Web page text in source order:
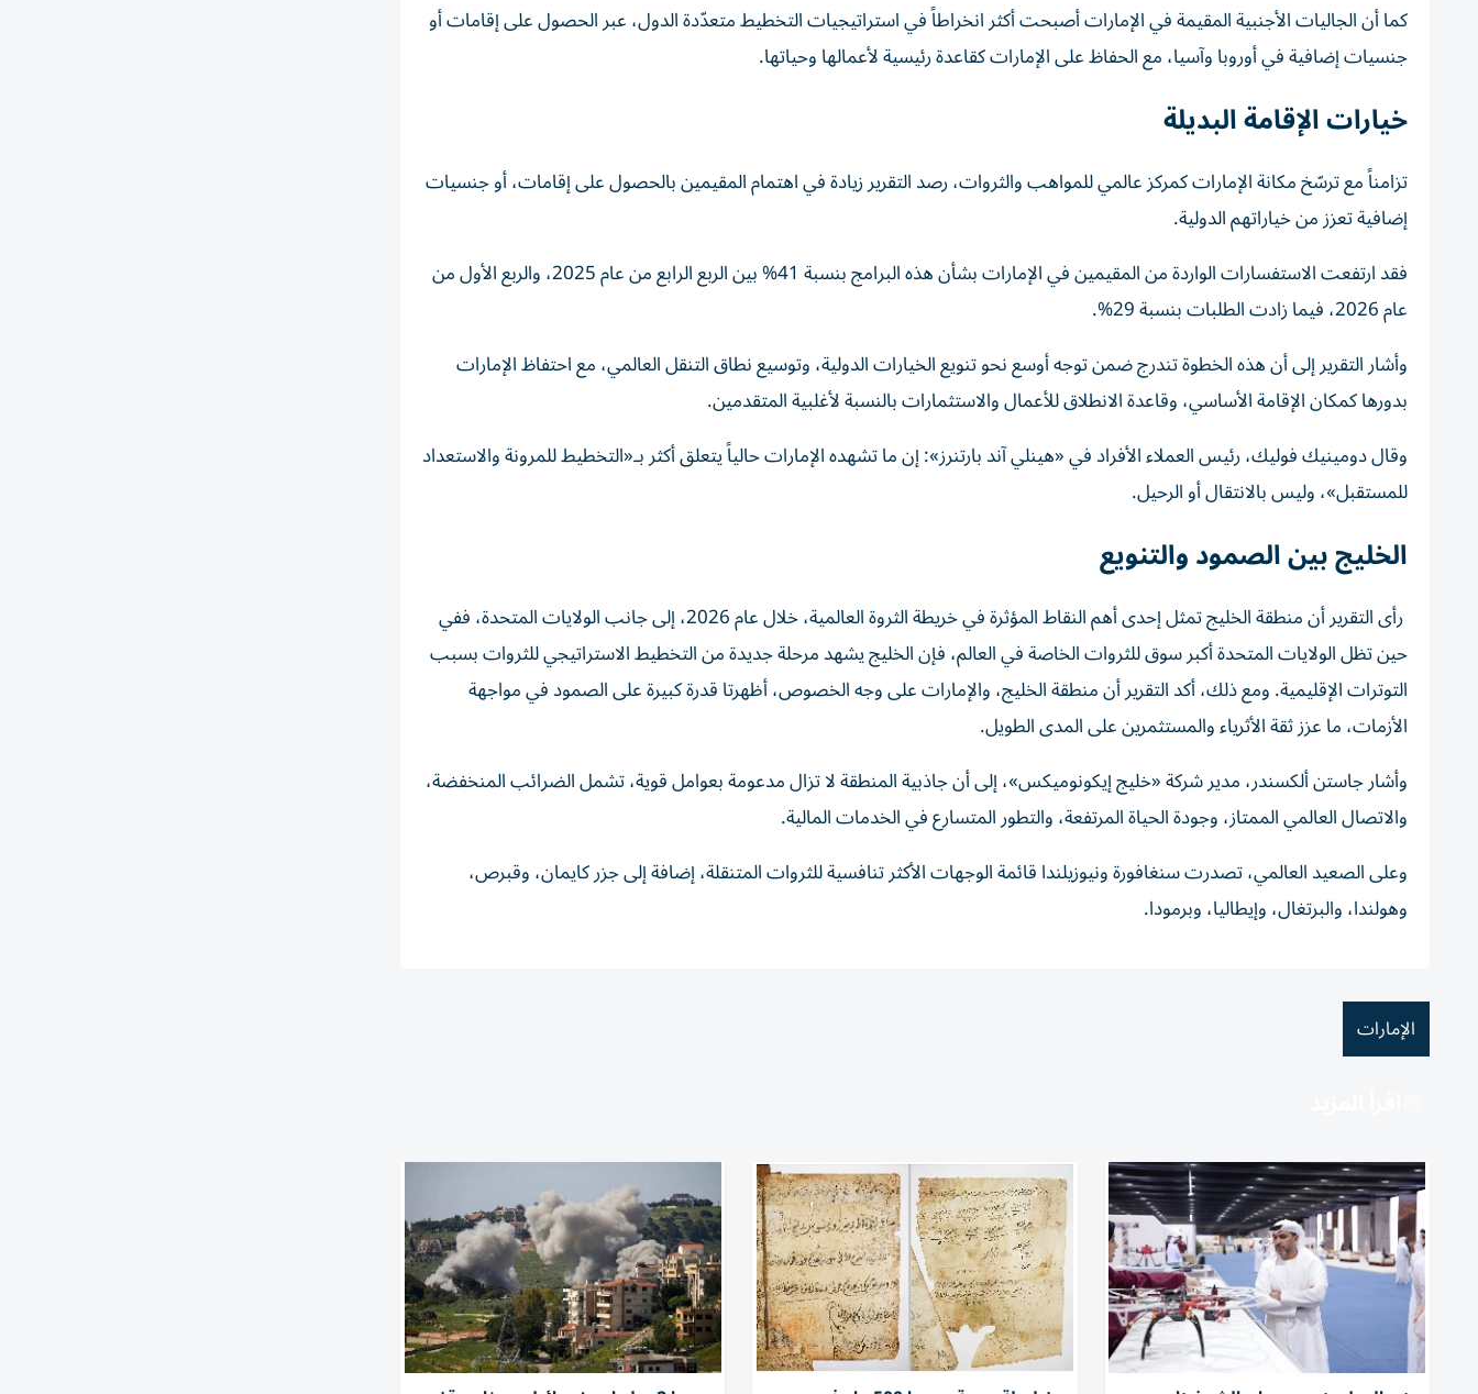
كما أن الجاليات الأجنبية المقيمة في الإمارات أصبحت أكثر انخراطاً في استراتيجيات التخطيط متعدّدة الدول، عبر الحصول على إقامات أو
جنسيات إضافية في أوروبا وآسيا، مع الحفاظ على الإمارات كقاعدة رئيسية لأعمالها وحياتها.
خيارات الإقامة البديلة
تزامناً مع ترسّخ مكانة الإمارات كمركز عالمي للمواهب والثروات، رصد التقرير زيادة في اهتمام المقيمين بالحصول على إقامات، أو جنسيات
إضافية تعزز من خياراتهم الدولية.
فقد ارتفعت الاستفسارات الواردة من المقيمين في الإمارات بشأن هذه البرامج بنسبة 41% بين الربع الرابع من عام 2025، والربع الأول من
عام 2026، فيما زادت الطلبات بنسبة 29%.
وأشار التقرير إلى أن هذه الخطوة تندرج ضمن توجه أوسع نحو تنويع الخيارات الدولية، وتوسيع نطاق التنقل العالمي، مع احتفاظ الإمارات
بدورها كمكان الإقامة الأساسي، وقاعدة الانطلاق للأعمال والاستثمارات بالنسبة لأغلبية المتقدمين.
وقال دومينيك فوليك، رئيس العملاء الأفراد في «هينلي آند بارتنرز»: إن ما تشهده الإمارات حالياً يتعلق أكثر بـ«التخطيط للمرونة والاستعداد
للمستقبل»، وليس بالانتقال أو الرحيل.
الخليج بين الصمود والتنويع
رأى التقرير أن منطقة الخليج تمثل إحدى أهم النقاط المؤثرة في خريطة الثروة العالمية، خلال عام 2026، إلى جانب الولايات المتحدة، ففي
حين تظل الولايات المتحدة أكبر سوق للثروات الخاصة في العالم، فإن الخليج يشهد مرحلة جديدة من التخطيط الاستراتيجي للثروات بسبب
التوترات الإقليمية. ومع ذلك، أكد التقرير أن منطقة الخليج، والإمارات على وجه الخصوص، أظهرتا قدرة كبيرة على الصمود في مواجهة
الأزمات، ما عزز ثقة الأثرياء والمستثمرين على المدى الطويل.
وأشار جاستن ألكسندر، مدير شركة «خليج إيكونوميكس»، إلى أن جاذبية المنطقة لا تزال مدعومة بعوامل قوية، تشمل الضرائب المنخفضة،
والاتصال العالمي الممتاز، وجودة الحياة المرتفعة، والتطور المتسارع في الخدمات المالية.
وعلى الصعيد العالمي، تصدرت سنغافورة ونيوزيلندا قائمة الوجهات الأكثر تنافسية للثروات المتنقلة، إضافة إلى جزر كايمان، وقبرص،
وهولندا، والبرتغال، وإيطاليا، وبرمودا.
الإمارات